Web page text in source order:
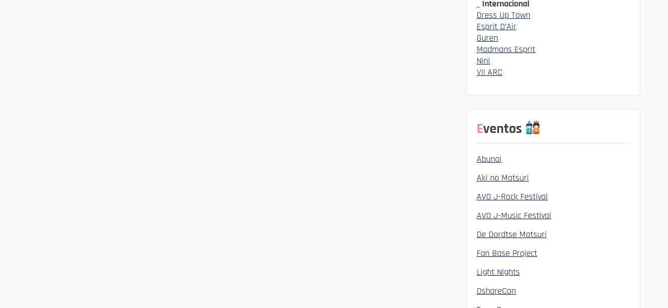
_ Internacional
Dress Up Town
Esprit D’Air
Guren
Madmans Esprit
Nini
VII ARC
Eventos
Abunai
Aki no Matsuri
AVO J-Rock Festival
AVO J-Music Festival
De Dordtse Matsuri
Fan Base Project
Light Nights
OshareCon